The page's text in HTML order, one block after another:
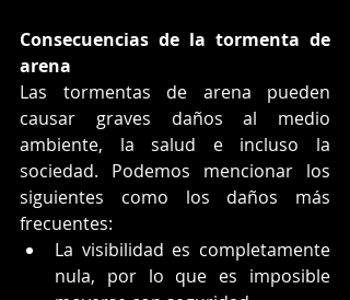
Consecuencias de la tormenta de
arena
Las tormentas de arena pueden
causar graves daños al medio
ambiente, la salud e incluso la
sociedad. Podemos mencionar los
siguientes como los daños más
frecuentes:
La visibilidad es completamente
nula, por lo que es imposible